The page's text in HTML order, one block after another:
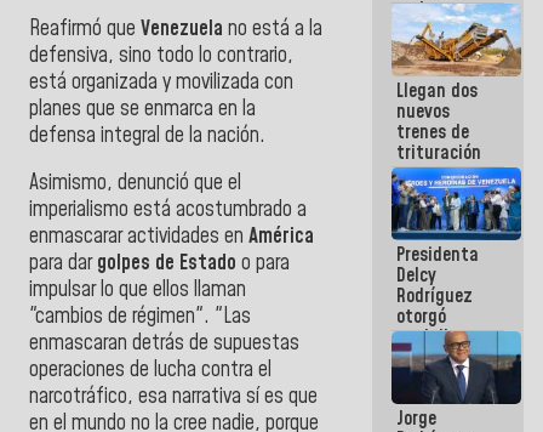
Reafirmó que Venezuela no está a la
defensiva, sino todo lo contrario,
está organizada y movilizada con
planes que se enmarca en la
defensa integral de la nación.
Asimismo, denunció que el
imperialismo está acostumbrado a
enmascarar actividades en América
para dargolpes de Estado o para
impulsar lo que ellos llaman
"cambios de régimen". "Las
enmascaran detrás de supuestas
operaciones de lucha contra el
narcotráfico, esa narrativa sí es que
en el mundo no la cree nadie, porque
cada vez
que escribes
porque lo
que haces
es
embarrarla
Llegan dos
nuevos
trenes de
trituración
para
optimizar
manejo de
escombros
en La Guaira
Presidenta
Delcy
Rodríguez
otorgó
medalla
"Héroe de
Venezuela"
a servidores
públicos
Jorge